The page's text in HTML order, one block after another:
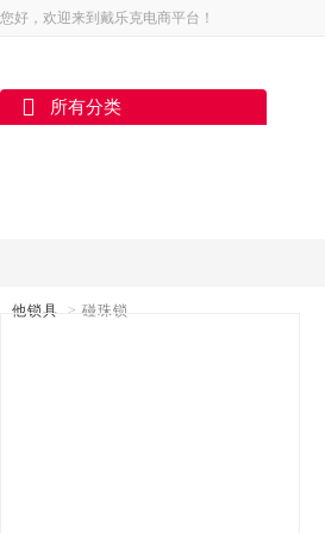
您好，欢迎来到戴乐克电商平台！
所有分类
他锁具 > 碰珠锁